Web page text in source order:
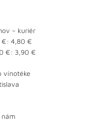
– kuriér
€: 4,80 €
€: 3,90 €
vínotéke